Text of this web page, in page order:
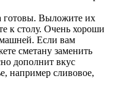
готовы. Выложите их
к столу. Очень хороши
Если вам
сметану заменить
дополнит вкус
например сливовое,